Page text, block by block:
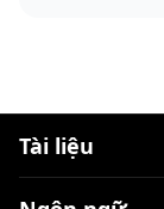
Tài liệu